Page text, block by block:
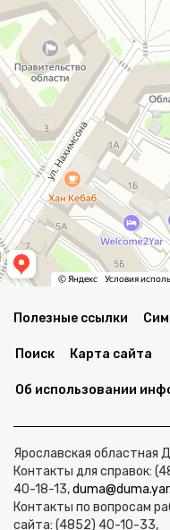
Полезные ссылки
Поиск Карта сайта
Об использовании
Ярославская областная
Контакты для справок:
40-18-13,
Контакты по вопросам
сайта: (4852) 40-10-33,